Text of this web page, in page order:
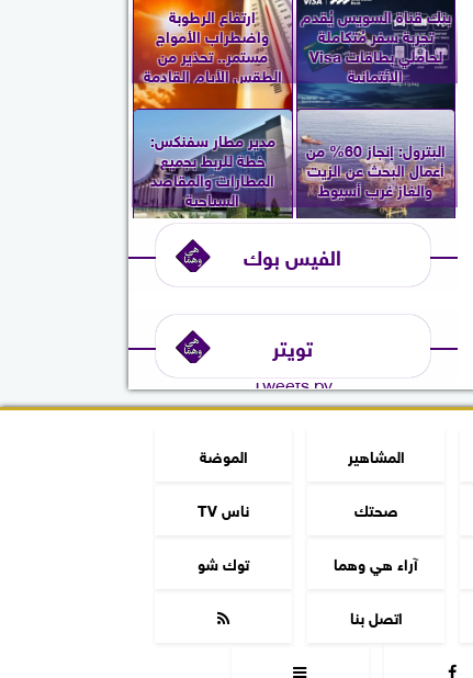
بنك قناة السويس يُقدم
تجربة سفر مُتكاملة
لحاملي بطاقات Visa
الائتمانية
ارتفاع الرطوبة
واضطراب الأمواج
مستمر.. تحذير من
الطقس الأيام القادمة
البترول: إنجاز 60% من
أعمال البحث عن الزيت
والغاز غرب أسيوط
مدير مطار سفنكس:
خطة للربط بجميع
المطارات والمقاصد
السياحية
الفيس بوك
تويتر
Tweets by
المشاهير
الموضة
صحتك
ناس TV
آراء هي وهما
توك شو
اتصل بنا


